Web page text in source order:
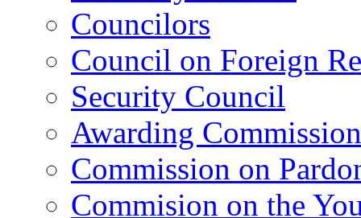
Councilors
Council on Foreign
Security Council
Awarding Commission
Commission on
Commision on the